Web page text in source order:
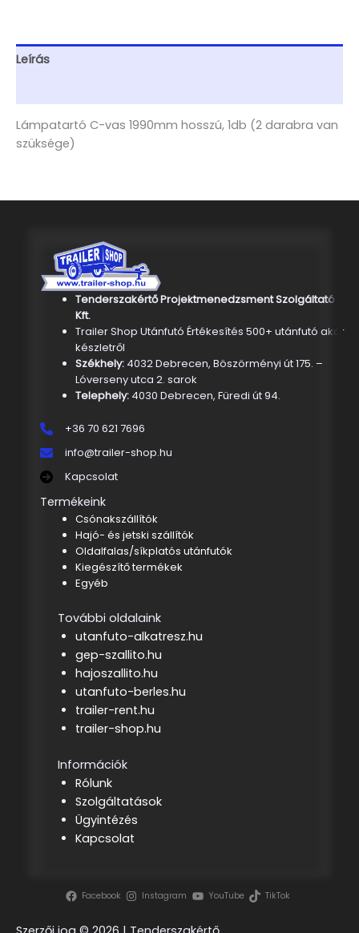
mennyiség
Leírás
Lámpatartó C-vas 1990mm hosszú, 1db (2 darabra van
szüksége)
Tenderszakértő Projektmenedzsment Szolgáltató
Kft.
Trailer Shop Utánfutó Értékesítés 500+ utánfutó akár
készletről
Székhely: 4032 Debrecen, Böszörményi út 175. –
Lóverseny utca 2. sarok
Telephely:4030 Debrecen, Füredi út 94.
+36 70 621 7696
info@trailer-shop.hu
Kapcsolat
Termékeink
Csónakszállítók
Hajó- és jetski szállítók
Oldalfalas/síkplatós utánfutók
Kiegészítő termékek
Egyéb
További oldalaink
utanfuto-alkatresz.hu
gep-szallito.hu
hajoszallito.hu
utanfuto-berles.hu
trailer-rent.hu
trailer-shop.hu
Információk
Rólunk
Szolgáltatások
Ügyintézés
Kapcsolat
Facebook Instagram YouTube TikTok